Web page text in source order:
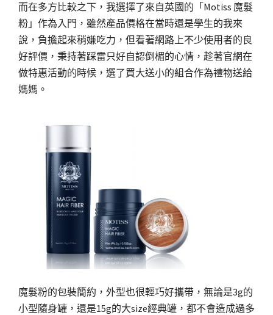
而在多方比較之下，我選擇了來自英國的「Motiss 魔髮
粉」作為入門，雖然產品價格在當時還是學生的我來
說，負擔起來稍嫌吃力，但看著網路上不少使用者的良
好評價，秉持著踩雷只好自認倒楣的心情，趁著官網在
做特惠活動的時候，選了買大送小的組合作為禮物送給
媽媽。
魔髮粉的包裝簡約，外型也很輕巧好攜帶，無論是3g的
小型隨身罐，還是15g的大size經典罐，都不會造成過多